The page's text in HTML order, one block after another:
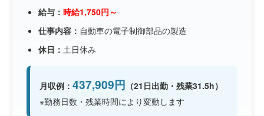
給与： 時給1,750円～
仕事内容： 自動車の電子制御部品の製造
休日： 土日休み
月収例： 437,909円 （21日出勤・残業31.5h）
※勤務日数・残業時間により変動します